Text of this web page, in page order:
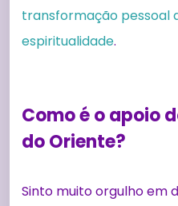
transformação pessoal
espiritualidade.
Como é o apoio
do Oriente?
Sinto muito orgulho em